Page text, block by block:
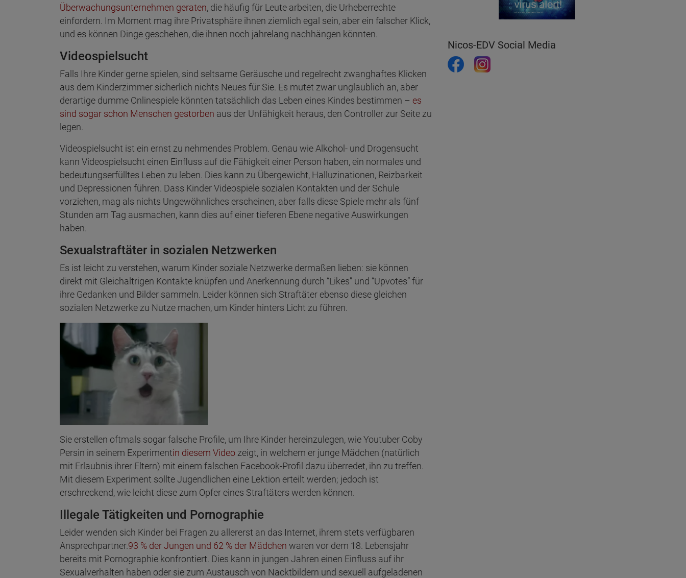
Überwachungsunternehmen geraten, die häufig für Leute arbeiten, die Urheberrechte
einfordern. Im Moment mag ihre Privatsphäre ihnen ziemlich egal sein, aber ein falscher Klick,
und es können Dinge geschehen, die ihnen noch jahrelang nachhängen könnten.
Videospielsucht
Falls Ihre Kinder gerne spielen, sind seltsame Geräusche und regelrecht zwanghaftes Klicken
aus dem Kinderzimmer sicherlich nichts Neues für Sie. Es mutet zwar unglaublich an, aber
derartige dumme Onlinespiele könnten tatsächlich das Leben eines Kindes bestimmen – es
sind sogar schon Menschen gestorben aus der Unfähigkeit heraus, den Controller zur Seite zu
legen.
Videospielsucht ist ein ernst zu nehmendes Problem. Genau wie Alkohol- und Drogensucht
kann Videospielsucht einen Einfluss auf die Fähigkeit einer Person haben, ein normales und
bedeutungserfülltes Leben zu leben. Dies kann zu Übergewicht, Halluzinationen, Reizbarkeit
und Depressionen führen. Dass Kinder Videospiele sozialen Kontakten und der Schule
vorziehen, mag als nichts Ungewöhnliches erscheinen, aber falls diese Spiele mehr als fünf
Stunden am Tag ausmachen, kann dies auf einer tieferen Ebene negative Auswirkungen
haben.
Sexualstraftäter in sozialen Netzwerken
Es ist leicht zu verstehen, warum Kinder soziale Netzwerke dermaßen lieben: sie können
direkt mit Gleichaltrigen Kontakte knüpfen und Anerkennung durch “Likes” und “Upvotes” für
ihre Gedanken und Bilder sammeln. Leider können sich Straftäter ebenso diese gleichen
sozialen Netzwerke zu Nutze machen, um Kinder hinters Licht zu führen.
Sie erstellen oftmals sogar falsche Profile, um Ihre Kinder hereinzulegen, wie Youtuber Coby
Persin in seinem Experimentin diesem Video zeigt, in welchem er junge Mädchen (natürlich
mit Erlaubnis ihrer Eltern) mit einem falschen Facebook-Profil dazu überredet, ihn zu treffen.
Mit diesem Experiment sollte Jugendlichen eine Lektion erteilt werden; jedoch ist
erschreckend, wie leicht diese zum Opfer eines Straftäters werden können.
Illegale Tätigkeiten und Pornographie
Leider wenden sich Kinder bei Fragen zu allererst an das Internet, ihrem stets verfügbaren
Ansprechpartner. 93 % der Jungen und 62 % der Mädchen waren vor dem 18. Lebensjahr
bereits mit Pornographie konfrontiert. Dies kann in jungen Jahren einen Einfluss auf ihr
Sexualverhalten haben oder sie zum Austausch von Nacktbildern und sexuell aufgeladenen
Nicos-EDV Social Media